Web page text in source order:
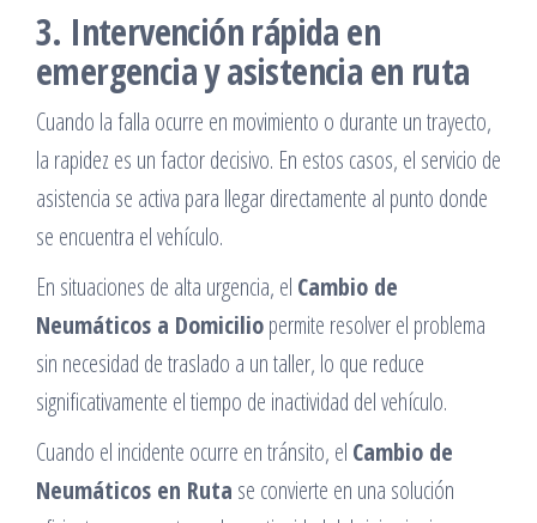
3. Intervención rápida en
emergencia y asistencia en ruta
Cuando la falla ocurre en movimiento o durante un trayecto,
la rapidez es un factor decisivo. En estos casos, el servicio de
asistencia se activa para llegar directamente al punto donde
se encuentra el vehículo.
En situaciones de alta urgencia, el Cambio de
Neumáticos a Domiciliopermite resolver el problema
sin necesidad de traslado a un taller, lo que reduce
significativamente el tiempo de inactividad del vehículo.
Cuando el incidente ocurre en tránsito, el Cambio de
Neumáticos en Ruta se convierte en una solución